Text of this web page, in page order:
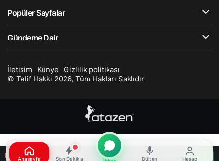
Bu web sitesinde en iyi deneyimi yaşamanızı sağlamak için
Popüler Sayfalar
Gündeme Dair
İletişim Künye
Gizlilik politikası
© Telif Hakkı 2026, Tüm Hakları Saklıdır
Anasayfa Son Dakika Bülten Hesap